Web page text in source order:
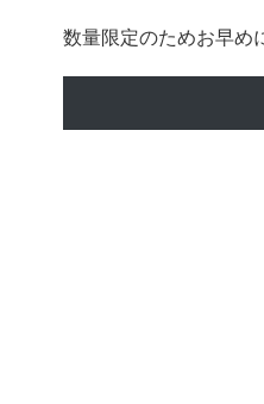
数量限定のためお早め